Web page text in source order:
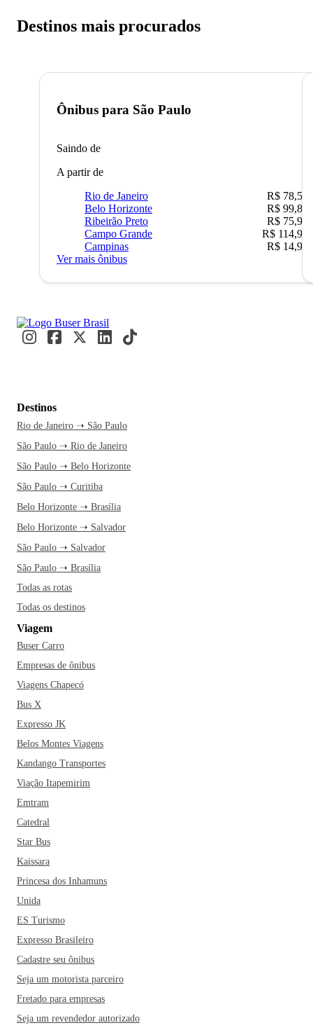
Destinos mais procurados
Ônibus para São Paulo
Saindo de
A partir de
Rio de Janeiro
R$ 78,51
Belo Horizonte
R$ 99,89
Ribeirão Preto
R$ 75,90
Campo Grande
R$ 114,90
Campinas
R$ 14,90
Ver mais ônibus
Destinos
Rio de Janeiro ➝ São Paulo
São Paulo ➝ Rio de Janeiro
São Paulo ➝ Belo Horizonte
São Paulo ➝ Curitiba
Belo Horizonte ➝ Brasília
Belo Horizonte ➝ Salvador
São Paulo ➝ Salvador
São Paulo ➝ Brasília
Todas as rotas
Todas os destinos
Viagem
Buser Carro
Empresas de ônibus
Viagens Chapecó
Bus X
Expresso JK
Belos Montes Viagens
Kandango Transportes
Viação Itapemirim
Emtram
Catedral
Star Bus
Kaissara
Princesa dos Inhamuns
Unida
ES Turismo
Expresso Brasileiro
Cadastre seu ônibus
Seja um motorista parceiro
Fretado para empresas
Seja um revendedor autorizado